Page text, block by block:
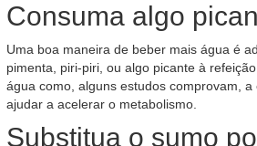
Consuma algo
Uma boa maneira de beber mais água é
pimenta, piri-piri, ou algo picante à
água como, alguns estudos comprovam,
ajudar a acelerar o metabolismo.
Substitua o sumo